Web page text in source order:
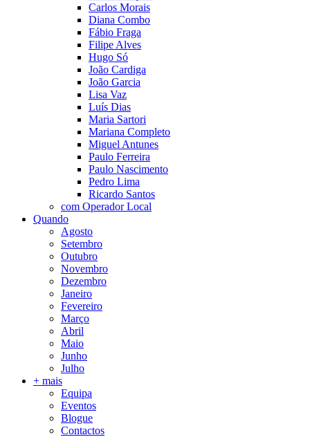
Carlos Morais
Diana Combo
Fábio Fraga
Filipe Alves
Hugo Só
João Cardiga
João Garcia
Lisa Vaz
Luís Dias
Maria Sartori
Mariana Completo
Miguel Antunes
Paulo Ferreira
Paulo Nascimento
Pedro Lima
Ricardo Santos
com Operador Local
Quando
Agosto
Setembro
Outubro
Novembro
Dezembro
Janeiro
Fevereiro
Março
Abril
Maio
Junho
Julho
+ mais
Equipa
Eventos
Blogue
Contactos